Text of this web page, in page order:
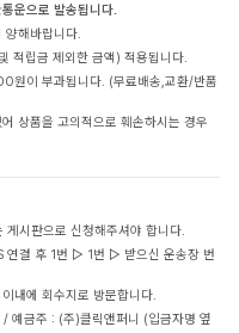
운으로 발송됩니다.
양해바랍니다.
적립금 제외한 금액) 적용됩니다.
원이 부과됩니다. (무료배송,교환/반품
상품을 고의적으로 훼손하시는 경우
시판으로 신청해주셔야 합니다.
결 후 1번 ▷ 1번 ▷ 받으신 운송장 번
내에 회수지로 방문합니다.
금주 : (주)클릭앤퍼니 (입금자명 옆